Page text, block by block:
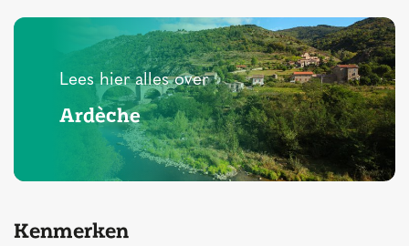
Lees hier alles over
Ardèche
Kenmerken